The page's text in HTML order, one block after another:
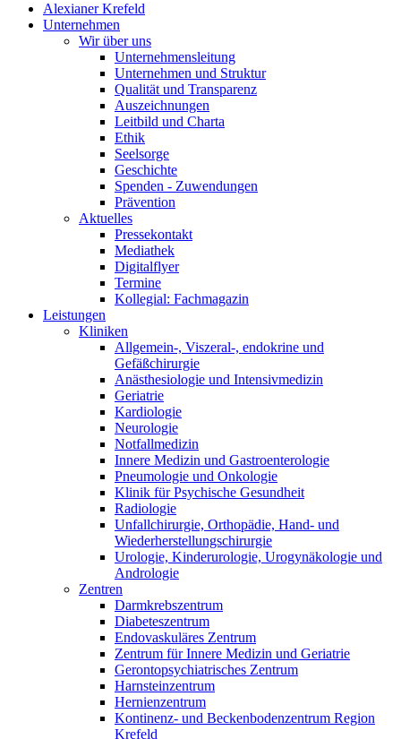
Alexianer Krefeld
Unternehmen
Wir über uns
Unternehmensleitung
Unternehmen und Struktur
Qualität und Transparenz
Auszeichnungen
Leitbild und Charta
Ethik
Seelsorge
Geschichte
Spenden - Zuwendungen
Prävention
Aktuelles
Pressekontakt
Mediathek
Digitalflyer
Termine
Kollegial: Fachmagazin
Leistungen
Kliniken
Allgemein-, Viszeral-, endokrine und
Gefäßchirurgie
Anästhesiologie und Intensivmedizin
Geriatrie
Kardiologie
Neurologie
Notfallmedizin
Innere Medizin und Gastroenterologie
Pneumologie und Onkologie
Klinik für Psychische Gesundheit
Radiologie
Unfallchirurgie, Orthopädie, Hand- und
Wiederherstellungschirurgie
Urologie, Kinderurologie, Urogynäkologie und
Andrologie
Zentren
Darmkrebszentrum
Diabeteszentrum
Endovaskuläres Zentrum
Zentrum für Innere Medizin und Geriatrie
Gerontopsychiatrisches Zentrum
Harnsteinzentrum
Hernienzentrum
Kontinenz- und Beckenbodenzentrum Region
Krefeld